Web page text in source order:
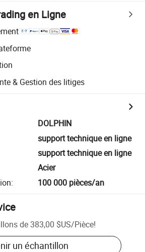
en Ligne
& Gestion des litiges
DOLPHIN
support technique en ligne
support technique en ligne
Acier
: 100 000 pièces/an
de383,00 $US/Pièce!
un échantillon